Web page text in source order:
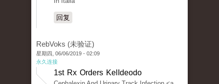
回复
RebVoks (未验证)
星期四, 06/06/2019 - 02:09
永久连接
1st Rx Orders KelIdeodo